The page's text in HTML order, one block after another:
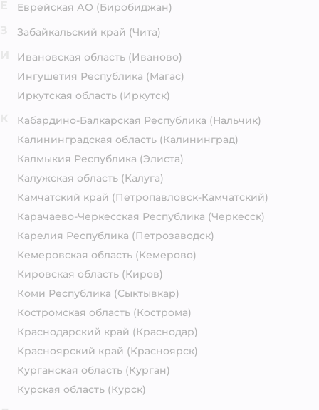
Еврейская АО (Биробиджан)
Забайкальский край (Чита)
Ивановская область (Иваново)
Ингушетия Республика (Магас)
Иркутская область (Иркутск)
Кабардино-Балкарская Республика (Нальчик)
Калининградская область (Калининград)
Калмыкия Республика (Элиста)
Калужская область (Калуга)
Камчатский край (Петропавловск-Камчатский)
Карачаево-Черкесская Республика (Черкесск)
Карелия Республика (Петрозаводск)
Кемеровская область (Кемерово)
Кировская область (Киров)
Коми Республика (Сыктывкар)
Костромская область (Кострома)
Краснодарский край (Краснодар)
Красноярский край (Красноярск)
Курганская область (Курган)
Курская область (Курск)